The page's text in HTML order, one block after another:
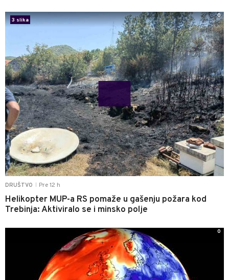
DRUŠTVO Pre 12 h
Helikopter MUP-a RS pomaže u gašenju požara kod
Trebinja: Aktiviralo se i minsko polje
3 slika
0
0